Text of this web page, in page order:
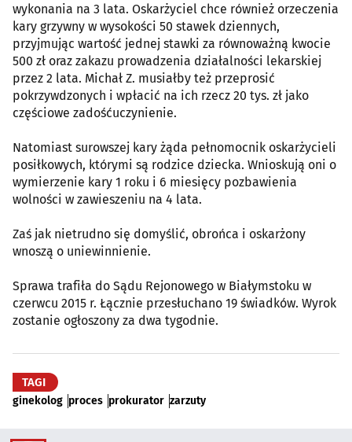
wykonania na 3 lata. Oskarżyciel chce również orzeczenia
kary grzywny w wysokości 50 stawek dziennych,
przyjmując wartość jednej stawki za równoważną kwocie
500 zł oraz zakazu prowadzenia działalności lekarskiej
przez 2 lata. Michał Z. musiałby też przeprosić
pokrzywdzonych i wpłacić na ich rzecz 20 tys. zł jako
częściowe zadośćuczynienie.
Natomiast surowszej kary żąda pełnomocnik oskarżycieli
posiłkowych, którymi są rodzice dziecka. Wnioskują oni o
wymierzenie kary 1 roku i 6 miesięcy pozbawienia
wolności w zawieszeniu na 4 lata.
Zaś jak nietrudno się domyślić, obrońca i oskarżony
wnoszą o uniewinnienie.
Sprawa trafiła do Sądu Rejonowego w Białymstoku w
czerwcu 2015 r. Łącznie przesłuchano 19 świadków. Wyrok
zostanie ogłoszony za dwa tygodnie.
TAGI
ginekolog proces prokurator zarzuty